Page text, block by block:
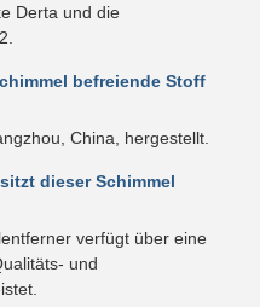
Derta und die
befreiende Stoff
China, hergestellt.
dieser Schimmel
verfügt über eine
und